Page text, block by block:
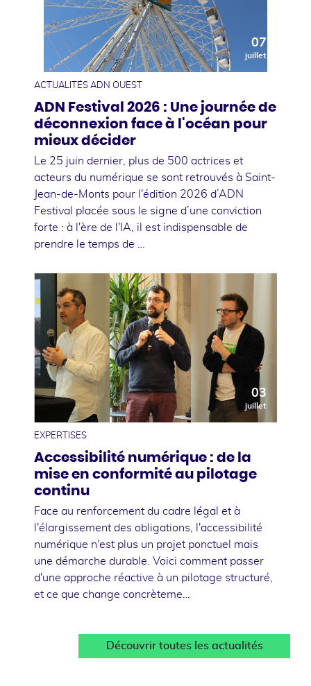
07
juillet
ACTUALITÉS ADN OUEST
ADN Festival 2026 : Une journée de
déconnexion face à l'océan pour
mieux décider
Le 25 juin dernier, plus de 500 actrices et
acteurs du numérique se sont retrouvés à Saint-
Jean-de-Monts pour l'édition 2026 d’ADN
Festival placée sous le signe d’une conviction
forte : à l'ère de l'IA, il est indispensable de
prendre le temps de …
03
juillet
EXPERTISES
Accessibilité numérique : de la
mise en conformité au pilotage
continu
Face au renforcement du cadre légal et à
l'élargissement des obligations, l'accessibilité
numérique n'est plus un projet ponctuel mais
une démarche durable. Voici comment passer
d'une approche réactive à un pilotage structuré,
et ce que change concrèteme…
Découvrir toutes les actualités